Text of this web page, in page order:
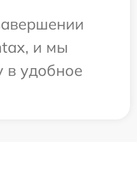
и мы
в удобное